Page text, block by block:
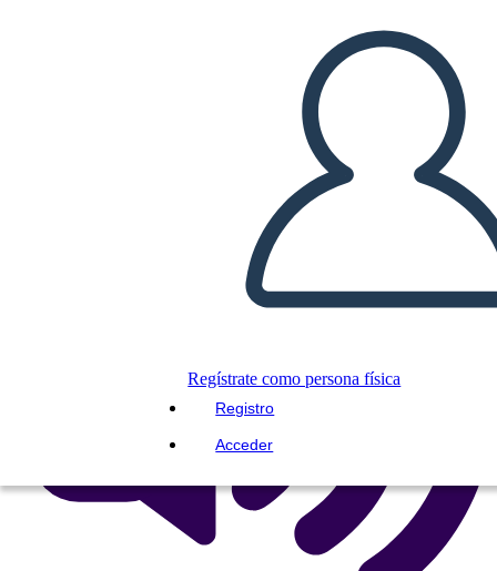
Regístrate como persona física
Registro
Acceder
Copie este guión gráfico
CREAR UN GUIÓN GRÁFICO
JUEGO DE DIAPOSITIVAS
LEERME